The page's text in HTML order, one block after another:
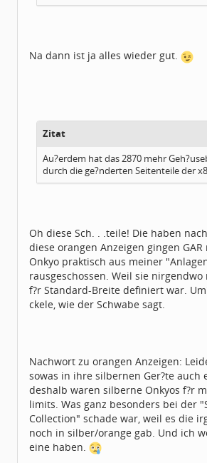
Na dann ist ja alles wieder gut.
Zitat
Au?erdem hat das 2870 mehr
durch die ge?nderten Seitenteile der
Oh diese Sch. . .teile! Die haben
diese orangen Anzeigen gingen GAR
Onkyo praktisch aus meiner
rausgeschossen. Weil sie nirgendwo
f?r Standard-Breite definiert war.
ckele, wie der Schwabe sagt.
Nachwort zu orangen Anzeigen:
sowas in ihre silbernen Ger?te auch
deshalb waren silberne Onkyos f?r
limits. Was ganz besonders bei der
Collection" schade war, weil es die
noch in silber/orange gab. Und ich
eine haben.